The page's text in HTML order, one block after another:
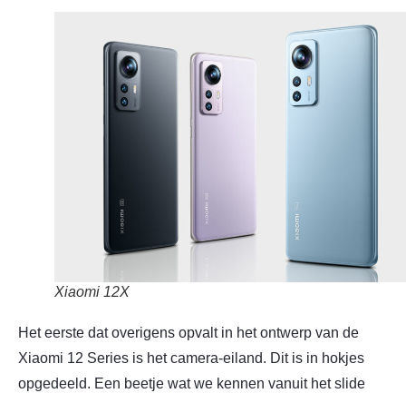
Xiaomi 12X
Het eerste dat overigens opvalt in het ontwerp van de
Xiaomi 12 Series is het camera-eiland. Dit is in hokjes
opgedeeld. Een beetje wat we kennen vanuit het slide